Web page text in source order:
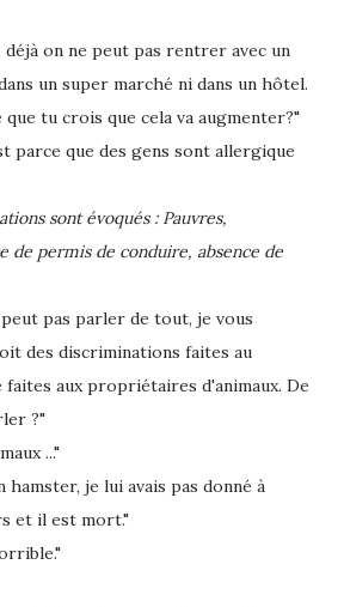
déjà on ne peut pas rentrer avec un
un super marché ni dans un hôtel.
tu crois que cela va augmenter?"
parce que des gens sont allergique
sont évoqués : Pauvres,
de permis de conduire, absence de
pas parler de tout, je vous
des discriminations faites au
aux propriétaires d'animaux. De
?"
..."
hamster, je lui avais pas donné à
et il est mort."